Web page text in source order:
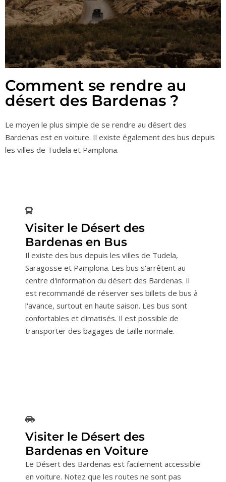
Comment se rendre au
désert des Bardenas ?
Le moyen le plus simple de se rendre au désert des
Bardenas est en voiture. Il existe également des bus depuis
les villes de Tudela et Pamplona.
Visiter le Désert des
Bardenas en Bus
Il existe des bus depuis les villes de Tudela,
Saragosse et Pamplona. Les bus s'arrêtent au
centre d'information du désert des Bardenas. Il
est recommandé de réserver ses billets de bus à
l'avance, surtout en haute saison. Les bus sont
confortables et climatisés. Il est possible de
transporter des bagages de taille normale.
Visiter le Désert des
Bardenas en Voiture
Le Désert des Bardenas est facilement accessible
en voiture. Notez que les routes ne sont pas